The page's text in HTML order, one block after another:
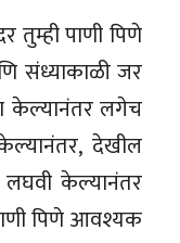
तुम्ही पाणी पिणे
संध्याकाळी जर
केल्यानंतर लगेच
देखील
लघवी केल्यानंतर
पिणे आवश्यक